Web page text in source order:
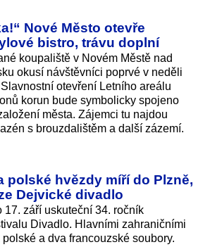
Nové Město otevře
bistro, trávu doplní
koupaliště v Novém Městě nad
okusí návštěvníci poprvé v neděli
otevření Letního areálu
korun bude symbolicky spojeno
města. Zájemci tu najdou
s brouzdalištěm a další zázemí.
polské hvězdy míří do Plzně,
Dejvické divadlo
17. září uskuteční 34. ročník
Divadlo. Hlavními zahraničními
a dva francouzské soubory.